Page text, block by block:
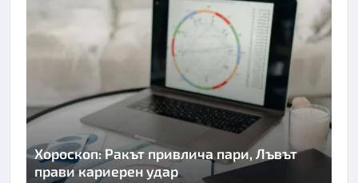
Хороскоп: Ракът привлича пари, Лъвът
прави кариерен удар